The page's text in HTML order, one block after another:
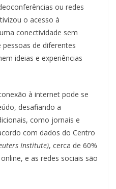
ou redes
o acesso à
conectividade sem
de diferentes
ideias e experiências
à internet pode se
desafiando a
como jornais e
com dados do Centro
Institute), cerca de 60%
e as redes sociais são